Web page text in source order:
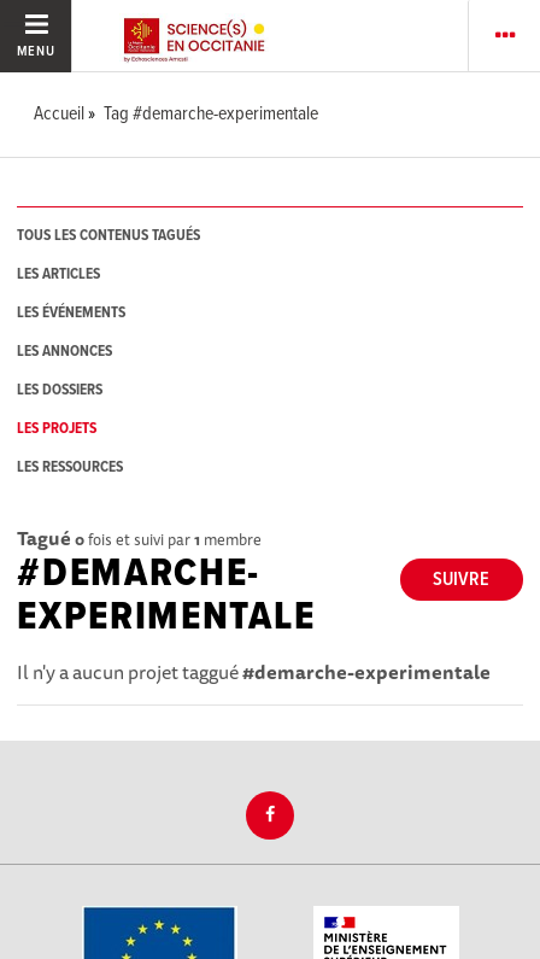
MENU
Accueil Tag #demarche-experimentale
TOUS LES CONTENUS TAGUÉS
LES ARTICLES
LES ÉVÉNEMENTS
LES ANNONCES
LES DOSSIERS
LES PROJETS
LES RESSOURCES
Tagué 0fois et suivi par1 membre
SUIVRE
#DEMARCHE-
EXPERIMENTALE
Il n'y a aucun projet taggué#demarche-experimentale